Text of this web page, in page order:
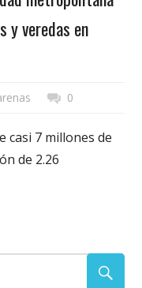
y veredas en
0
casi 7 millones de
de 2.26